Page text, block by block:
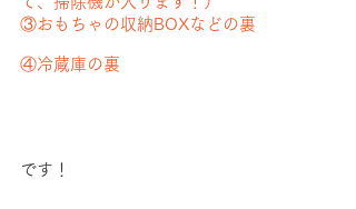
③おもちゃの収納BOXなどの裏
④冷蔵庫の裏
です！